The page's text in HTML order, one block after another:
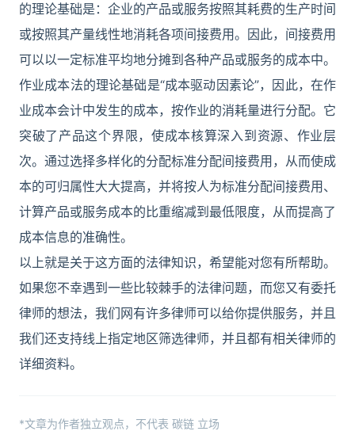
的理论基础是：企业的产品或服务按照其耗费的生产时间
或按照其产量线性地消耗各项间接费用。因此，间接费用
可以以一定标准平均地分摊到各种产品或服务的成本中。
作业成本法的理论基础是“成本驱动因素论”，因此，在作
业成本会计中发生的成本，按作业的消耗量进行分配。它
突破了产品这个界限，使成本核算深入到资源、作业层
次。通过选择多样化的分配标准分配间接费用，从而使成
本的可归属性大大提高，并将按人为标准分配间接费用、
计算产品或服务成本的比重缩减到最低限度，从而提高了
成本信息的准确性。
以上就是关于这方面的法律知识，希望能对您有所帮助。
如果您不幸遇到一些比较棘手的法律问题，而您又有委托
律师的想法，我们网有许多律师可以给你提供服务，并且
我们还支持线上指定地区筛选律师，并且都有相关律师的
详细资料。
*文章为作者独立观点，不代表 碳链 立场